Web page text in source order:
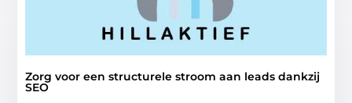
Zorg voor een structurele stroom aan leads dankzij
SEO